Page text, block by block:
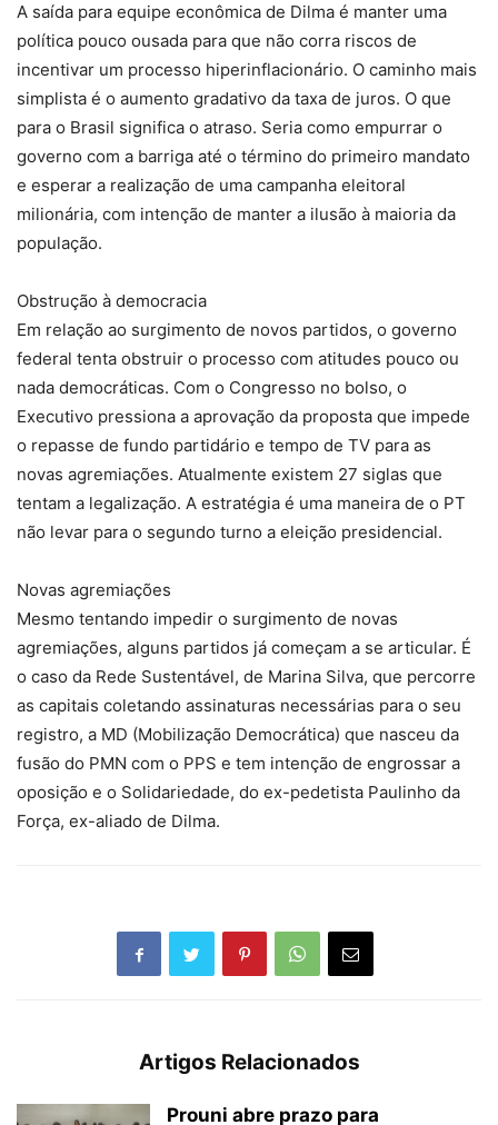
A saída para equipe econômica de Dilma é manter uma
política pouco ousada para que não corra riscos de
incentivar um processo hiperinflacionário. O caminho mais
simplista é o aumento gradativo da taxa de juros. O que
para o Brasil significa o atraso. Seria como empurrar o
governo com a barriga até o término do primeiro mandato
e esperar a realização de uma campanha eleitoral
milionária, com intenção de manter a ilusão à maioria da
população.
Obstrução à democracia
Em relação ao surgimento de novos partidos, o governo
federal tenta obstruir o processo com atitudes pouco ou
nada democráticas. Com o Congresso no bolso, o
Executivo pressiona a aprovação da proposta que impede
o repasse de fundo partidário e tempo de TV para as
novas agremiações. Atualmente existem 27 siglas que
tentam a legalização. A estratégia é uma maneira de o PT
não levar para o segundo turno a eleição presidencial.
Novas agremiações
Mesmo tentando impedir o surgimento de novas
agremiações, alguns partidos já começam a se articular. É
o caso da Rede Sustentável, de Marina Silva, que percorre
as capitais coletando assinaturas necessárias para o seu
registro, a MD (Mobilização Democrática) que nasceu da
fusão do PMN com o PPS e tem intenção de engrossar a
oposição e o Solidariedade, do ex-pedetista Paulinho da
Força, ex-aliado de Dilma.
Artigos Relacionados
Prouni abre prazo para